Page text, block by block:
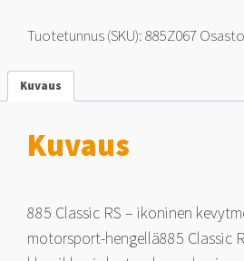
5x108
Tuotetunnus (SKU):885Z067
Kuvaus
Kuvaus
885 Classic RS – ikoninen
motorsport-hengellä885 Classic